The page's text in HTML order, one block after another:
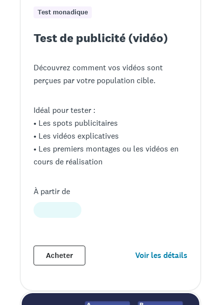
Test monadique
Test de publicité (vidéo)
Découvrez comment vos vidéos sont
perçues par votre population cible.
Idéal pour tester :
• Les spots publicitaires
• Les vidéos explicatives
• Les premiers montages ou les vidéos en
cours de réalisation
À partir de
Acheter Voir les détails